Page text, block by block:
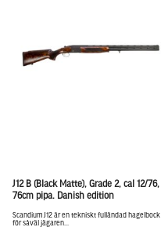
J12 B (Black Matte), Grade 2, cal 12/76,
76cm pipa. Danish edition
Scandium J12 är en tekniskt fulländad hagelbock
för såväl jägaren...